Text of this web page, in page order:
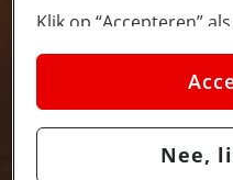
Klik op “Accepteren”
cookies. Kies je voor
plaatsen we alleen
de website goed te
we geen vormen van
Via cookie instellingen
Nee,